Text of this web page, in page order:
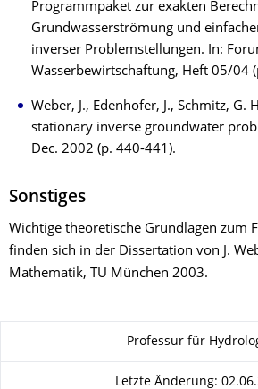
Programmpaket zur exakten
Grundwasserströmung und
inverser Problemstellungen. In:
Wasserbewirtschaftung, Heft 05/04
Weber, J., Edenhofer, J., Schmitz, G.
stationary inverse groundwater
Dec. 2002 (p. 440-441).
Sonstiges
Wichtige theoretische Grundlagen zum
finden sich in der Dissertation von J.
Mathematik, TU München 2003.
Zu dieser SeiteProfessur für
Letzte Änderung: